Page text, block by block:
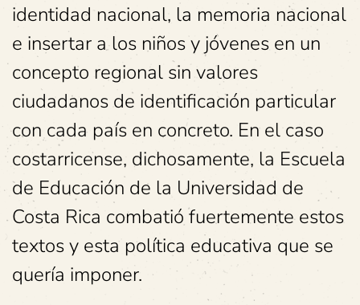
identidad nacional, la memoria nacional
e insertar a los niños y jóvenes en un
concepto regional sin valores
ciudadanos de identificación particular
con cada país en concreto. En el caso
costarricense, dichosamente, la Escuela
de Educación de la Universidad de
Costa Rica combatió fuertemente estos
textos y esta política educativa que se
quería imponer.